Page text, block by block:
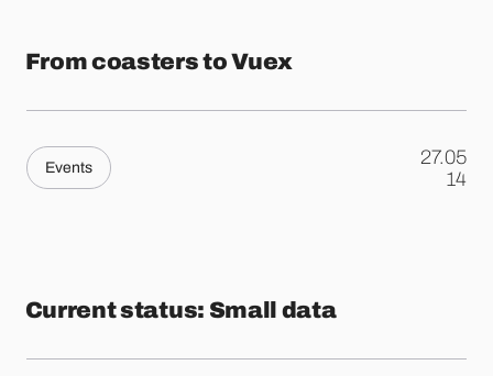
From coasters to Vuex
Events
27.05
.14
Current status: Small data